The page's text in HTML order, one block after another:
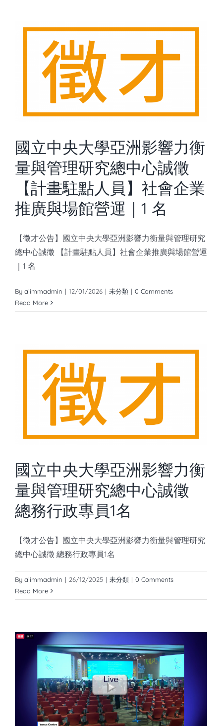
國立中央大學亞洲影響力衡
量與管理研究總中心誠徵
【計畫駐點人員】社會企業
推廣與場館營運｜1 名
【徵才公告】國立中央大學亞洲影響力衡量與管理研究
總中心誠徵 【計畫駐點人員】社會企業推廣與場館營運
｜1 名
By aiimmadmin | 12/01/2026 | 未分類 | 0 Comments
Read More
國立中央大學亞洲影響力衡
量與管理研究總中心誠徵
總務行政專員1名
【徵才公告】國立中央大學亞洲影響力衡量與管理研究
總中心誠徵 總務行政專員1名
By aiimmadmin | 26/12/2025 | 未分類 | 0 Comments
Read More